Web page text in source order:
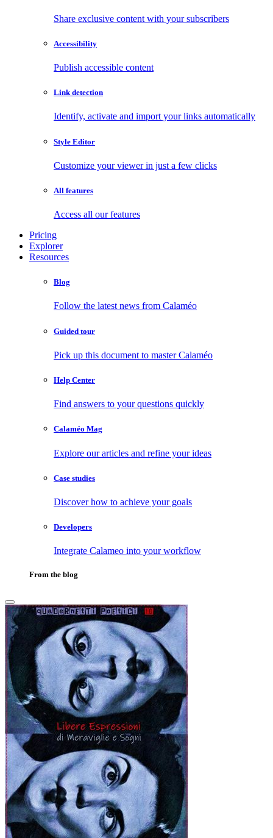
Share exclusive content with your subscribers
Accessibility
Publish accessible content
Link detection
Identify, activate and import your links automatically
Style Editor
Customize your viewer in just a few clicks
All features
Access all our features
Pricing
Explorer
Resources
Blog
Follow the latest news from Calaméo
Guided tour
Pick up this document to master Calaméo
Help Center
Find answers to your questions quickly
Calaméo Mag
Explore our articles and refine your ideas
Case studies
Discover how to achieve your goals
Developers
Integrate Calameo into your workflow
From the blog